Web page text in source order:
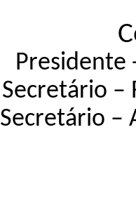
Presidente
Secretário –
Secretário –